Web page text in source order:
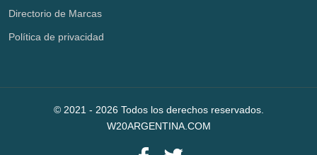
Directorio de Marcas
Política de privacidad
© 2021 - 2026 Todos los derechos reservados.
W20ARGENTINA.COM